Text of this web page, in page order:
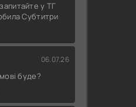
у ТГ
Субтитри
06.07.26
буде?